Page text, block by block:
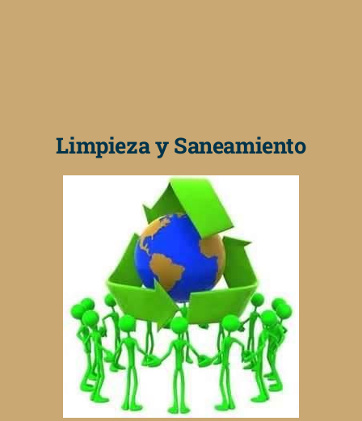
Limpieza y Saneamiento